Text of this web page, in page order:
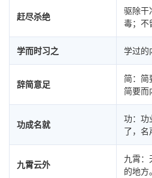
赶尽杀绝
驱除干
毒；不
学而时习之 学过的
辞简意足
简：简
简要而
功成名就
功：功
了，名
九霄云外
九霄：
的地方。